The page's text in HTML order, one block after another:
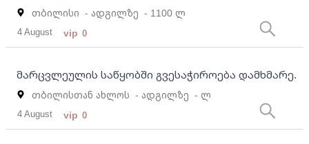
თბილისი - ადგილზე - 1100 ლ
4 August vip 0
მარცვლეულის საწყობში გვესაჭიროება დამხმარე.
თბილისთან ახლოს - ადგილზე - ლ
4 August vip 0